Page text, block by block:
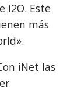
i2O. Este
más
iNet las